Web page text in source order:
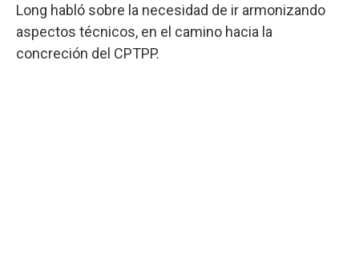
Long habló sobre la necesidad de ir armonizando
aspectos técnicos, en el camino hacia la
concreción del CPTPP.